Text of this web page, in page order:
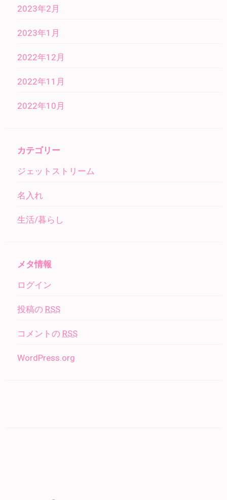
2023年2月
2023年1月
2022年12月
2022年11月
2022年10月
カテゴリー
ジェットストリーム
名入れ
生活/暮らし
メタ情報
ログイン
投稿の RSS
コメントの RSS
WordPress.org